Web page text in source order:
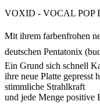
VOXID - VOCAL POP
Mit ihrem farbenfrohen
deutschen Pentatonix
Ein Grund sich schnell
ihre neue Platte gepresst
stimmliche Strahlkraft
und jede Menge positive